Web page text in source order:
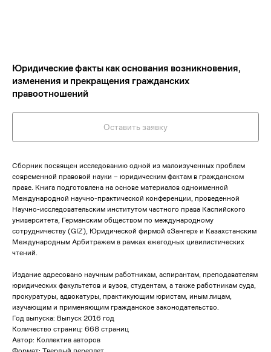
Юридические факты как основания возникновения,
изменения и прекращения гражданских
правоотношений
Оставить заявку
Сборник посвящен исследованию одной из малоизученных проблем
современной правовой науки – юридическим фактам в гражданском
праве. Книга подготовлена на основе материалов одноименной
Международной научно-практической конференции, проведенной
Научно-исследовательским институтом частного права Каспийского
университета, Германским обществом по международному
сотрудничеству (GIZ), Юридической фирмой «Зангер» и Казахстанским
Международным Арбитражем в рамках ежегодных цивилистических
чтений.
Издание адресовано научным работникам, аспирантам, преподавателям
юридических факультетов и вузов, студентам, а также работникам суда,
прокуратуры, адвокатуры, практикующим юристам, иным лицам,
изучающим и применяющим гражданское законодательство.
Год выпуска: Выпуск 2016 год
Количество страниц: 668 страниц
Автор: Коллектив авторов